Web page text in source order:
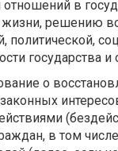
отношений в
решению
политической,
государства и
о
в том